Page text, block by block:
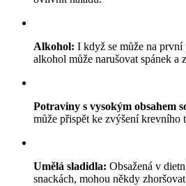
Alkohol: I když se může na
alkohol může narušovat spánek a
Potraviny s vysokým obsahem
může přispět ke zvýšení krevního
Umělá sladidla: Obsažená v
snackách, mohou někdy